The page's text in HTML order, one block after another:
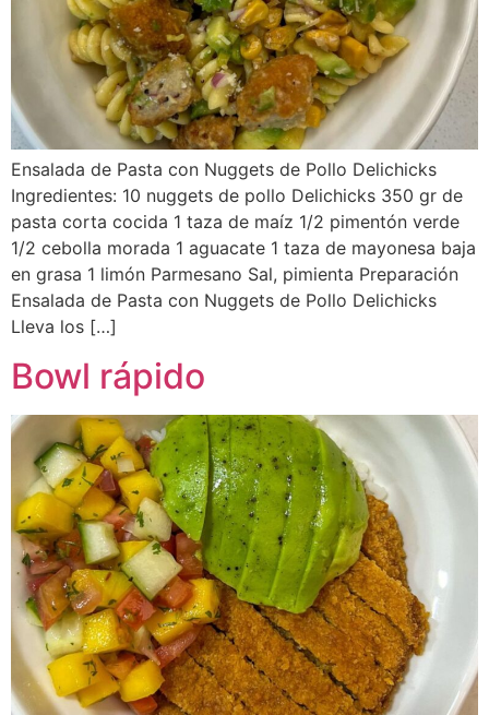
Ensalada de Pasta con Nuggets de Pollo Delichicks
Ingredientes: 10 nuggets de pollo Delichicks 350 gr de
pasta corta cocida 1 taza de maíz 1/2 pimentón verde
1/2 cebolla morada 1 aguacate 1 taza de mayonesa baja
en grasa 1 limón Parmesano Sal, pimienta Preparación
Ensalada de Pasta con Nuggets de Pollo Delichicks
Lleva los […]
Bowl rápido